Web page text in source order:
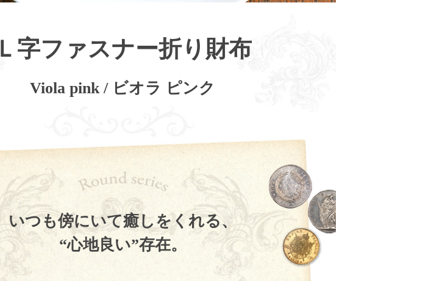
Ｌ字ファスナー折り財布
Viola pink / ビオラ ピンク
いつも傍にいて癒しをくれる、
“心地良い”存在。